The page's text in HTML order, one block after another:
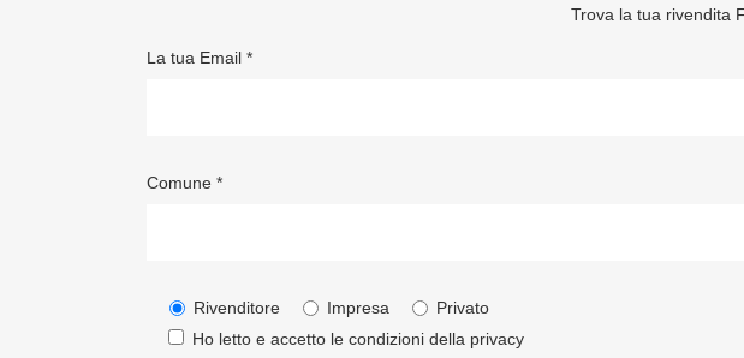
Trova la tua rivendita
La tua Email *
Comune *
Rivenditore Impresa
Privato
Ho letto e accetto le condizioni della privacy